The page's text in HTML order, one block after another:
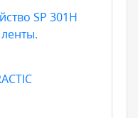
SP 301H